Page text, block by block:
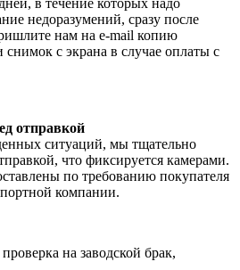
недоразумений, сразу после
нам на e-mail копию
с экрана в случае оплаты с
отправкой
ситуаций, мы тщательно
что фиксируется камерами.
по требованию покупателя
компании.
на заводской брак,